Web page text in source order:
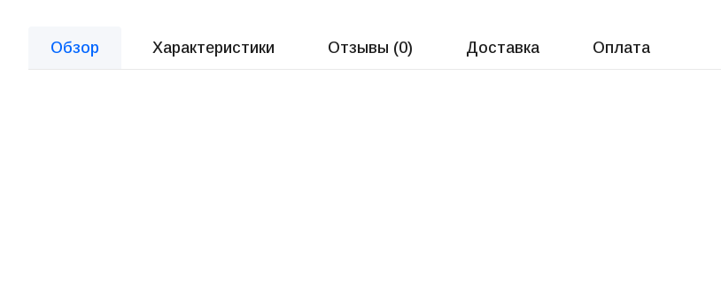
Обзор Характеристики Отзывы (0) Доставка Оплата